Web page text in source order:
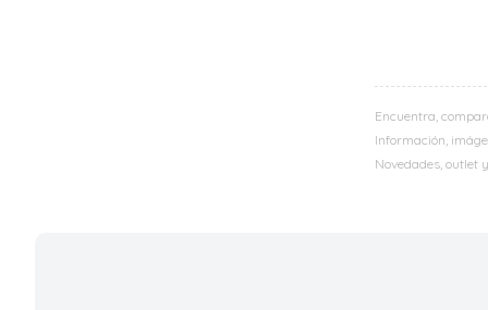
Encuentra,
Información,
Novedades, outlet